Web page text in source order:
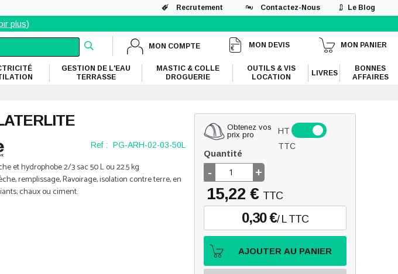
Recrutement Contactez-Nous Le Blog
plus)
MON COMPTE MON DEVIS MON PANIER
GESTION DE L'EAU
TERRASSE
MASTIC & COLLE
DROGUERIE
OUTILS & VIS
LOCATION
LIVRES
BONNES
AFFAIRES
Ref : PG-ARH-02-03-50L
et hydrophobe 2/3 sac 50 L ou 22.5 kg
remplissage, Ravoirage, isolation contre terre, en
chaux ou ciment.
Obtenez vos
prix pro
HT
TTC
Quantité
- +
15,22 € TTC
0,30 €/ L TTC
AJOUTER AU PANIER